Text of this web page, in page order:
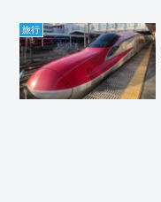
旅行